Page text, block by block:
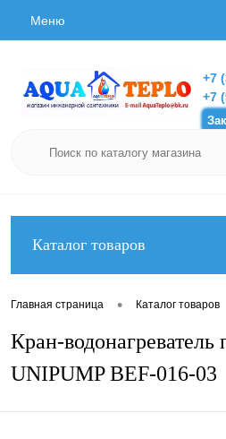
Меню
+7
+7
Каталог товаров
Главная страница • Каталог товаров
Кран-водонагреватель
UNIPUMP BEF-016-03